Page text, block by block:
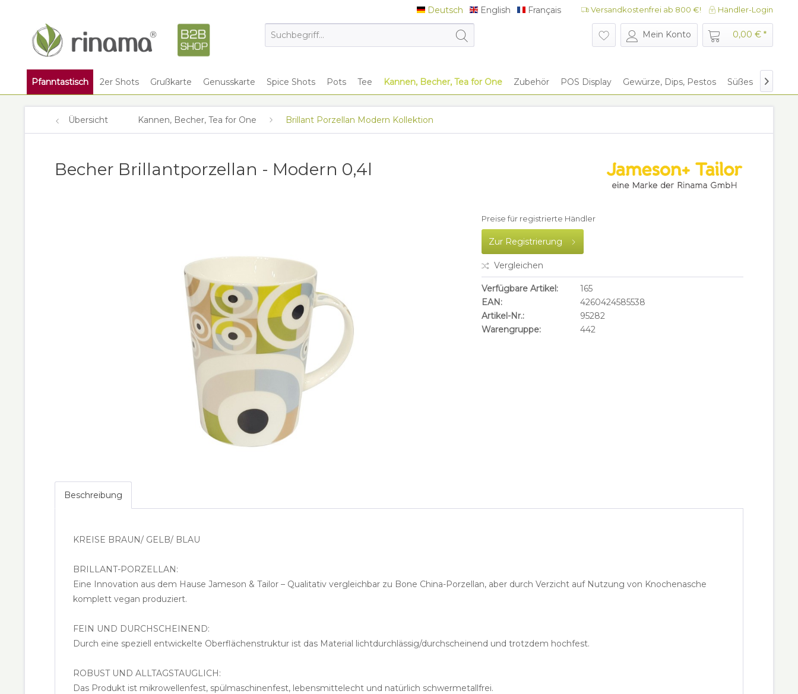
Deutsch
Deutsch English
English Français
Français Versandkostenfrei ab 800 €! Händler-Login
Mein Konto 0,00 € *
Pfanntastisch 2er Shots Grußkarte Genusskarte Spice Shots Pots Tee Kannen, Becher, Tea for One Zubehör POS Display Gewürze, Dips, Pestos Süßes Give

Übersicht Kannen, Becher, Tea for One Brillant Porzellan Modern Kollektion
Becher Brillantporzellan - Modern 0,4l
Preise für registrierte Händler
Zur Registrierung
Vergleichen
Verfügbare Artikel:
165
EAN:
4260424585538
Artikel-Nr.:
95282
Warengruppe:
442
Beschreibung
KREISE BRAUN/ GELB/ BLAU
BRILLANT-PORZELLAN:
Eine Innovation aus dem Hause Jameson & Tailor – Qualitativ vergleichbar zu Bone China-Porzellan, aber durch Verzicht auf Nutzung von Knochenasche
komplett vegan produziert.
FEIN UND DURCHSCHEINEND:
Durch eine speziell entwickelte Oberflächenstruktur ist das Material lichtdurchlässig/durchscheinend und trotzdem hochfest.
ROBUST UND ALLTAGSTAUGLICH:
Das Produkt ist mikrowellenfest, spülmaschinenfest, lebensmittelecht und natürlich schwermetallfrei.